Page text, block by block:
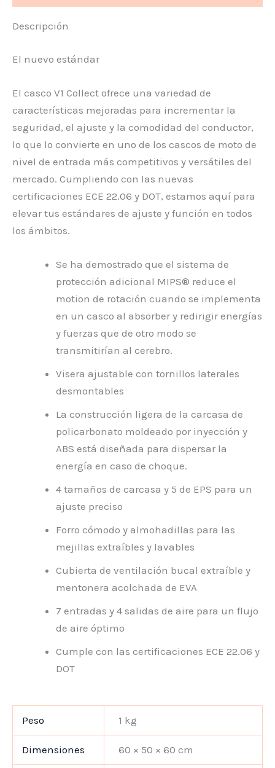
Descripción
El nuevo estándar
El casco V1 Collect ofrece una variedad de
características mejoradas para incrementar la
seguridad, el ajuste y la comodidad del conductor,
lo que lo convierte en uno de los cascos de moto de
nivel de entrada más competitivos y versátiles del
mercado. Cumpliendo con las nuevas
certificaciones ECE 22.06 y DOT, estamos aquí para
elevar tus estándares de ajuste y función en todos
los ámbitos.
Se ha demostrado que el sistema de
protección adicional MIPS® reduce el
motion de rotación cuando se implementa
en un casco al absorber y redirigir energías
y fuerzas que de otro modo se
transmitirían al cerebro.
Visera ajustable con tornillos laterales
desmontables
La construcción ligera de la carcasa de
policarbonato moldeado por inyección y
ABS está diseñada para dispersar la
energía en caso de choque.
4 tamaños de carcasa y 5 de EPS para un
ajuste preciso
Forro cómodo y almohadillas para las
mejillas extraíbles y lavables
Cubierta de ventilación bucal extraíble y
mentonera acolchada de EVA
7 entradas y 4 salidas de aire para un flujo
de aire óptimo
Cumple con las certificaciones ECE 22.06 y
DOT
Peso 1 kg
Dimensiones 60 × 50 × 60 cm